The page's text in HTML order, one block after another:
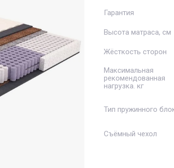
Гарантия
Высота матраса, см
Жёсткость сторон
Максимальная
рекомендованная
нагрузка. кг
Тип пружинного
Съёмный чехол